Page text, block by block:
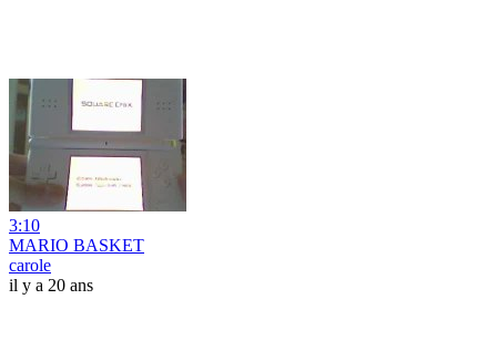
3:10
MARIO BASKET
carole
il y a 20 ans